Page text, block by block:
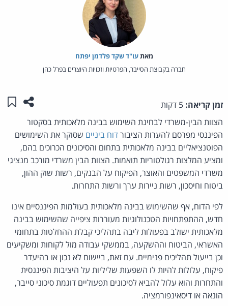
מאת‏עו"ד שקד פלדמן יפתח
חברה בקבוצת הסייבר, הפרטיות וזכויות היוצרים בפרל כהן
זמן קריאה: שתפו
הצוות הבין-משרדי לבחינת השימוש בבינה מלאכותית בסקטור
הפיננסי מפרסם להערות הציבורדוח ביניים שסוקר את השימושים
הפוטנציאליים בבינה מלאכותית בתחום והסיכונים הכרוכים בהם,
ומציע המלצות רגולטוריות תואמות. הצוות הבין משרדי מורכב מנציגי
משרדי המשפטים והאוצר, הפיקוח על הבנקים, רשות שוק ההון,
ביטוח וחיסכון, רשות ניירות ערך ורשות התחרות.
לפי הדוח, אף שהשימוש בבינה מלאכותית בעולמות הפיננסיים אינו
חדש, ההתפתחויות הטכנולוגיות מעוררות ציפייה שהשימוש בבינה
מלאכותית ישולב בפעולות ליבה בתהליכי קבלת ההחלטות בתחומי
האשראי, הביטוח וההשקעה, בממשקי עבודה מול לקוחות ומשקיעים
וכן בייעול תהליכים פנימיים. עם זאת, ביישום לא נכון או בהיעדר
פיקוח, עלולות להיות לו השפעות שליליות על היציבות הפיננסית
והתחרות והוא עלול להביא לסיכונים תפעוליים דוגמת סיכוני סייבר,
הונאה או דיסאינפורמציה.